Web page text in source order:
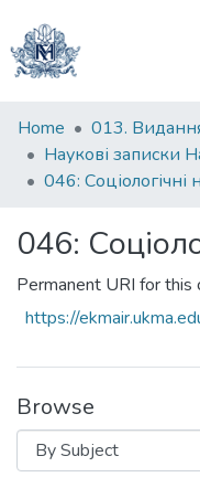
Communities
&
Collections
Home
013.
Наукові записки
046: Соціологічні
046:
Permanent URI for this
https://
Browse